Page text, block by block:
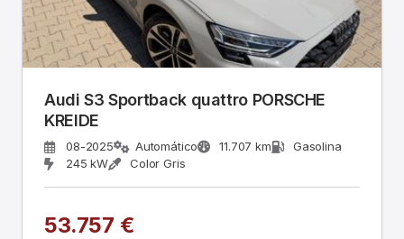
Audi S3 Sportback quattro PORSCHE
KREIDE
08-2025 Automático 11.707 km
Gasolina
245 kW
Color Gris
53.757 €